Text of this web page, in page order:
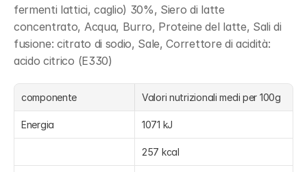
fermenti lattici, caglio) 30%, Siero di latte
concentrato, Acqua, Burro, Proteine del latte, Sali di
fusione: citrato di sodio, Sale, Correttore di acidità:
acido citrico (E330)
componente Valori nutrizionali medi per 100g
Energia 1071 kJ
257 kcal